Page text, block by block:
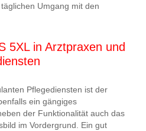
Umgang mit den
5XL in Arztpraxen und
Pflegediensten ist der
ein gängiges
der Funktionalität auch das
im Vordergrund. Ein gut